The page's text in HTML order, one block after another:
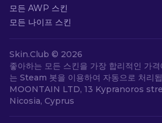
모든 AWP 스킨
모든 나이프 스킨
Skin.Club © 2026
좋아하는 모든 스킨을 가장 합리적인 가
는 Steam 봇을 이용하여 자동으로 처리
MOONTAIN LTD, 13 Kypranoros
Nicosia, Cyprus